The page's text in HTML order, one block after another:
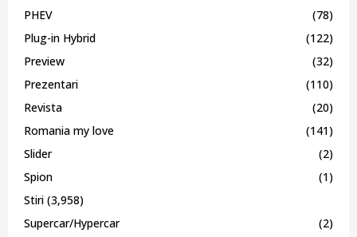
PHEV
(78)
Plug-in Hybrid
(122)
Preview
(32)
Prezentari
(110)
Revista
(20)
Romania my love
(141)
Slider
(2)
Spion
(1)
Stiri (3,958)
Supercar/Hypercar
(2)